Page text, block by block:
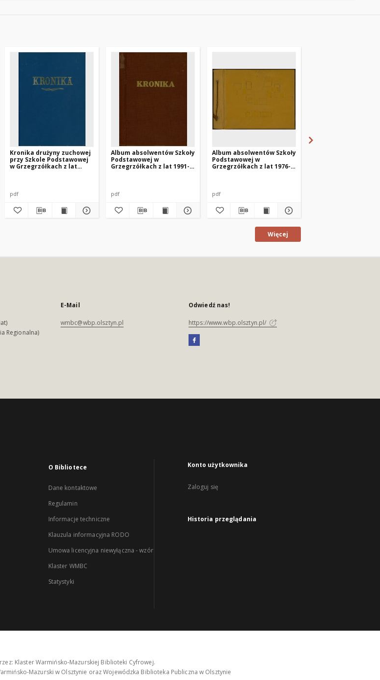
Kronika drużyny zuchowej
przy Szkole Podstawowej
w Grzegrzółkach z lat
pdf
Album absolwentów Szkoły
Podstawowej w
Grzegrzółkach z lat 1991-
pdf
Album absolwentów Szkoły
Podstawowej w
Grzegrzółkach z lat 1976-
pdf
Więcej
Regionalna)
E-Mail
wmbc@wbp.olsztyn.pl
Odwiedź nas!
https://www.wbp.olsztyn.pl/
O Bibliotece
Dane kontaktowe
Regulamin
Informacje techniczne
Klauzula informacyjna RODO
Umowa licencyjna niewyłączna - wzór
Klaster WMBC
Statystyki
Konto użytkownika
Zaloguj się
Historia przeglądania
Klaster Warmińsko-Mazurskiej Biblioteki Cyfrowej.
Mazurski w Olsztynie oraz Wojewódzka Biblioteka Publiczna w Olsztynie